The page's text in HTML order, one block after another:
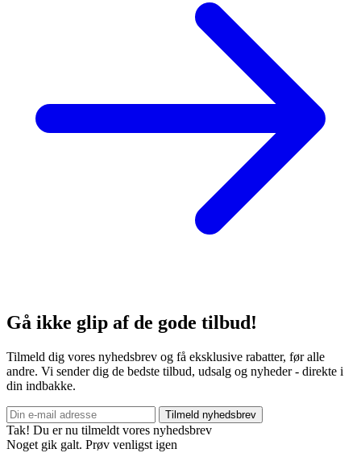
Gå ikke glip af de gode tilbud!
Tilmeld dig vores nyhedsbrev og få eksklusive rabatter, før alle
andre. Vi sender dig de bedste tilbud, udsalg og nyheder - direkte i
din indbakke.
Tilmeld nyhedsbrev
Tak! Du er nu tilmeldt vores nyhedsbrev
Noget gik galt. Prøv venligst igen